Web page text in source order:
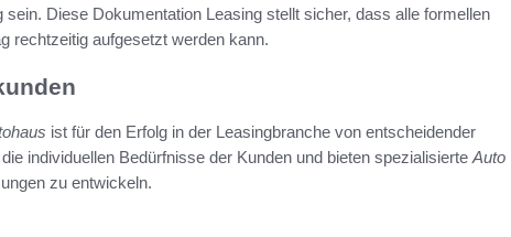
Diese Dokumentation Leasing stellt sicher, dass alle formellen
rechtzeitig aufgesetzt werden kann.
ist für den Erfolg in der Leasingbranche von entscheidender
individuellen Bedürfnisse der Kunden und bieten spezialisierte Auto
zu entwickeln.